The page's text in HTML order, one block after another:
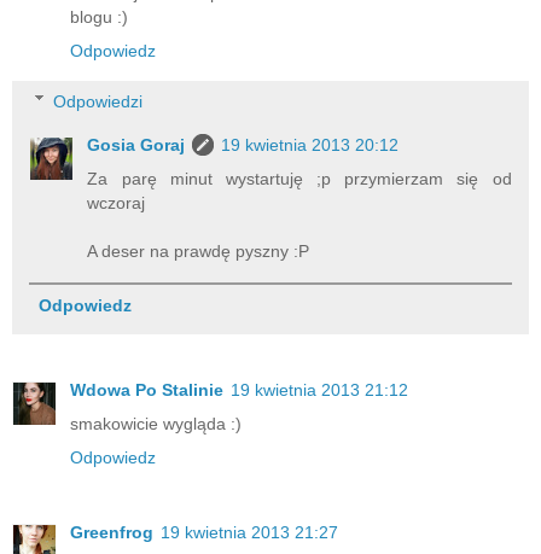
blogu :)
Odpowiedz
Odpowiedzi
Gosia Goraj
19 kwietnia 2013 20:12
Za parę minut wystartuję ;p przymierzam się od
wczoraj
A deser na prawdę pyszny :P
Odpowiedz
Wdowa Po Stalinie 19 kwietnia 2013 21:12
smakowicie wygląda :)
Odpowiedz
Greenfrog 19 kwietnia 2013 21:27